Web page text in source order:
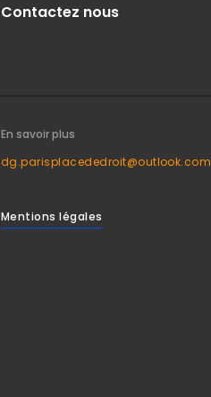
Contactez nous
En savoir plus
dg.parisplacededroit@outlook.com
Mentions légales